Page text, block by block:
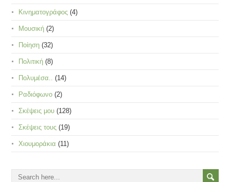
Κινηματογράφος (4)
Μουσική (2)
Ποίηση (32)
Πολιτική (8)
Πολυμέσα.. (14)
Ραδιόφωνο (2)
Σκέψεις μου (128)
Σκέψεις τους (19)
Χιουμοράκια (11)